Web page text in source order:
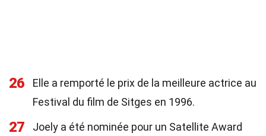
26
Elle a remporté le prix de la meilleure actrice au
Festival du film de Sitges en 1996.
27
Joely a été nominée pour un Satellite Award